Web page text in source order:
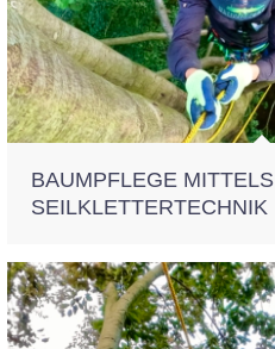
BAUMPFLEGE MITTELS
SEILKLETTERTECHNIK